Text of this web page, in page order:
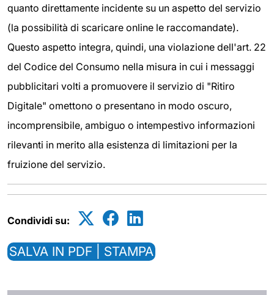
quanto direttamente incidente su un aspetto del servizio
(la possibilità di scaricare online le raccomandate).
Questo aspetto integra, quindi, una violazione dell'art. 22
del Codice del Consumo nella misura in cui i messaggi
pubblicitari volti a promuovere il servizio di "Ritiro
Digitale" omettono o presentano in modo oscuro,
incomprensibile, ambiguo o intempestivo informazioni
rilevanti in merito alla esistenza di limitazioni per la
fruizione del servizio.
Condividi su:
SALVA IN PDF | STAMPA